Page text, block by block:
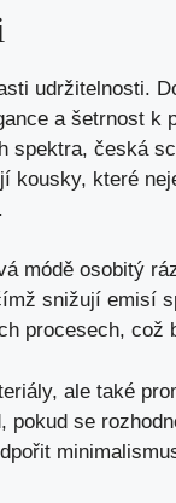
udržitelnosti.
a ​šetrnost k
spektra, česká
kousky, které
módě ⁤osobitý
snižují emisí
procesech, což
ale​ také
se